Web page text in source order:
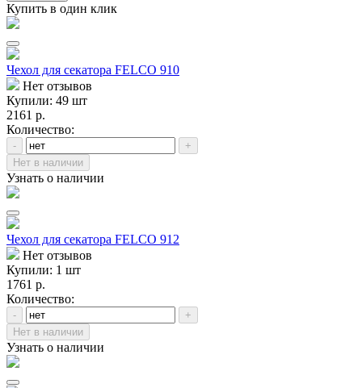
Купить в один клик
Чехол для секатора FELCO 910
Нет отзывов
Купили: 49 шт
2161 р.
Количество:
-
+
Нет в наличии
Узнать о наличии
Чехол для секаторa FELCO 912
Нет отзывов
Купили: 1 шт
1761 р.
Количество:
-
+
Нет в наличии
Узнать о наличии